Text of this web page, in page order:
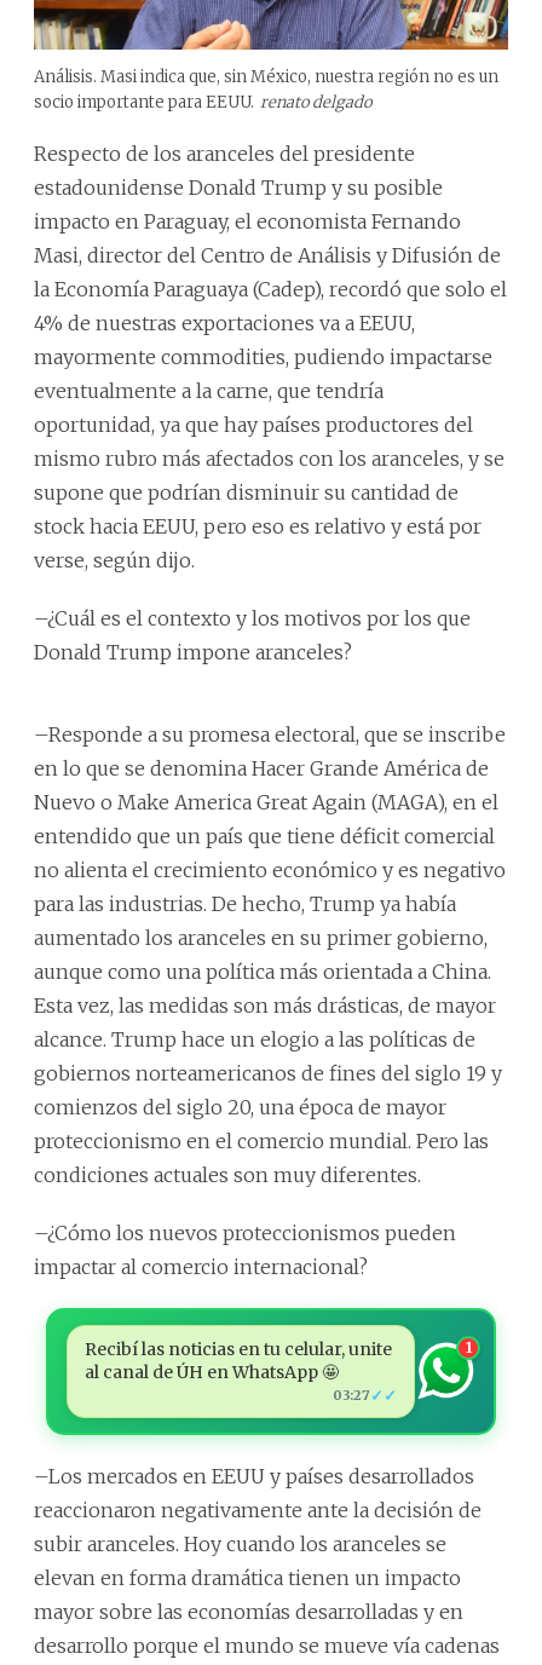
Análisis. Masi indica que, sin México, nuestra región no es un
socio importante para EEUU. renato delgado
Respecto de los aranceles del presidente
estadounidense Donald Trump y su posible
impacto en Paraguay, el economista Fernando
Masi, director del Centro de Análisis y Difusión de
la Economía Paraguaya (Cadep), recordó que solo el
4% de nuestras exportaciones va a EEUU,
mayormente commodities, pudiendo impactarse
eventualmente a la carne, que tendría
oportunidad, ya que hay países productores del
mismo rubro más afectados con los aranceles, y se
supone que podrían disminuir su cantidad de
stock hacia EEUU, pero eso es relativo y está por
verse, según dijo.
–¿Cuál es el contexto y los motivos por los que
Donald Trump impone aranceles?
–Responde a su promesa electoral, que se inscribe
en lo que se denomina Hacer Grande América de
Nuevo o Make America Great Again (MAGA), en el
entendido que un país que tiene déficit comercial
no alienta el crecimiento económico y es negativo
para las industrias. De hecho, Trump ya había
aumentado los aranceles en su primer gobierno,
aunque como una política más orientada a China.
Esta vez, las medidas son más drásticas, de mayor
alcance. Trump hace un elogio a las políticas de
gobiernos norteamericanos de fines del siglo 19 y
comienzos del siglo 20, una época de mayor
proteccionismo en el comercio mundial. Pero las
condiciones actuales son muy diferentes.
–¿Cómo los nuevos proteccionismos pueden
impactar al comercio internacional?
Recibí las noticias en tu celular, unite
al canal de ÚH en WhatsApp 🤩
03:27 ✓✓
1
–Los mercados en EEUU y países desarrollados
reaccionaron negativamente ante la decisión de
subir aranceles. Hoy cuando los aranceles se
elevan en forma dramática tienen un impacto
mayor sobre las economías desarrolladas y en
desarrollo porque el mundo se mueve vía cadenas